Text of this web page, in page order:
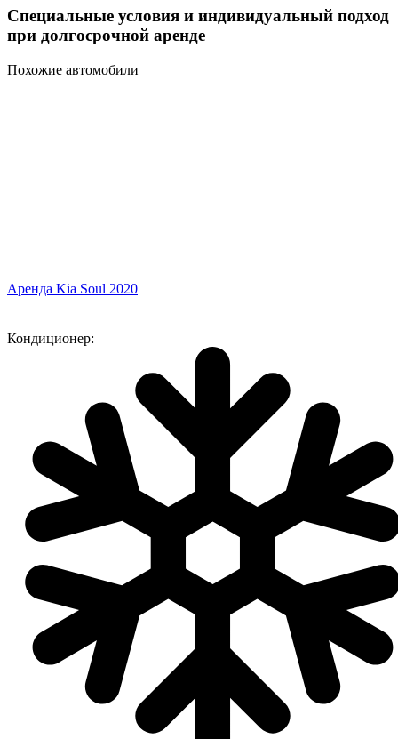
Специальные условия и индивидуальный подход
при долгосрочной аренде
Похожие автомобили
Аренда Kia Soul 2020
Кондиционер: